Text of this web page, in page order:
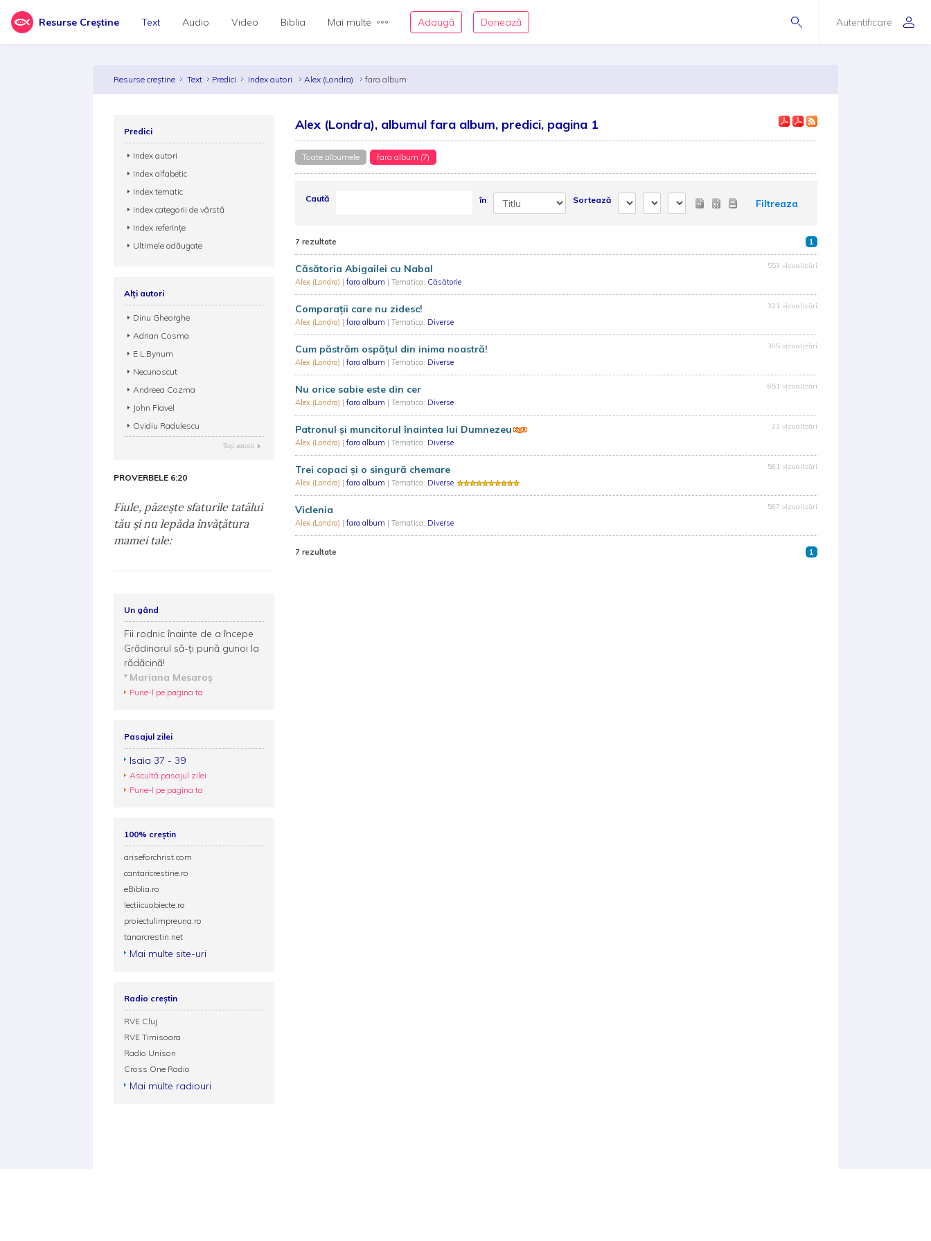
Resurse Creștine Autentificare
Text Audio Video Biblia Mai multe Adaugă Donează
Resurse creștine Text Predici Index autori Alex (Londra) fara album
Alex (Londra), albumul fara album, predici, pagina 1
Toate albumele fara album (7)
Caută în Sortează Filtreaza
7 rezultate 1
Căsătoria Abigailei cu Nabal
Alex (Londra) | fara album | Tematica: Căsătorie
553 vizualizări
Comparații care nu zidesc!
Alex (Londra) | fara album | Tematica: Diverse
321 vizualizări
Cum păstrăm ospățul din inima noastră!
Alex (Londra) | fara album | Tematica: Diverse
395 vizualizări
Nu orice sabie este din cer
Alex (Londra) | fara album | Tematica: Diverse
651 vizualizări
Patronul și muncitorul înaintea lui Dumnezeu
Alex (Londra) | fara album | Tematica: Diverse
23 vizualizări
Trei copaci și o singură chemare
Alex (Londra) | fara album | Tematica: Diverse
561 vizualizări
Viclenia
Alex (Londra) | fara album | Tematica: Diverse
567 vizualizări
7 rezultate 1
Predici
Index autori
Index alfabetic
Index tematic
Index categorii de vârstă
Index referințe
Ultimele adăugate
Alți autori
Dinu Gheorghe
Adrian Cosma
E.L.Bynum
Necunoscut
Andreea Cozma
John Flavel
Ovidiu Radulescu
Toţi autorii
PROVERBELE 6:20
Fiule, păzeşte sfaturile tatălui
tău şi nu lepăda învăţătura
mamei tale:
Un gând
Fii rodnic înainte de a începe
Grădinarul să-ţi pună gunoi la
rădăcină!
Mariana Mesaroş
Pune-l pe pagina ta
Pasajul zilei
Isaia 37 - 39
Ascultă pasajul zilei
Pune-l pe pagina ta
100% creștin
ariseforchrist.com
cantaricrestine.ro
eBiblia.ro
lectiicuobiecte.ro
proiectulimpreuna.ro
tanarcrestin.net
Mai multe site-uri
Radio creștin
RVE Cluj
RVE Timisoara
Radio Unison
Cross One Radio
Mai multe radiouri